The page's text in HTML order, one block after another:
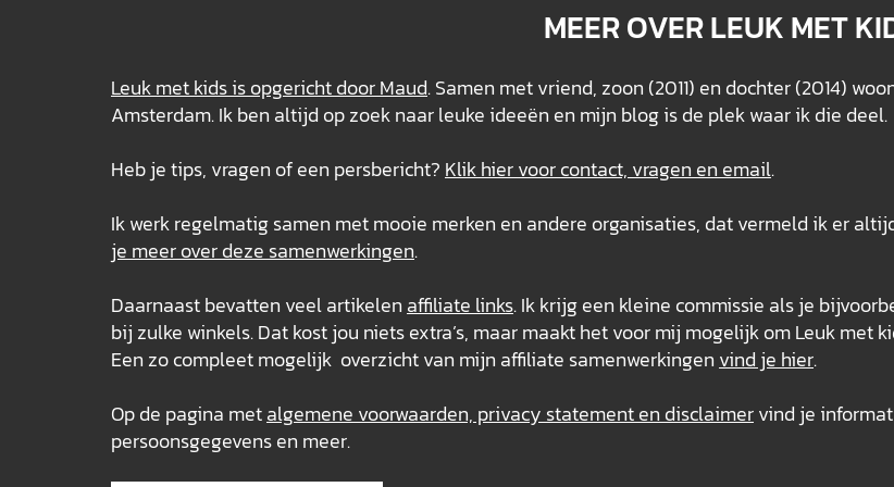
MEER OVER LEUK MET
Leuk met kids is opgericht door Maud. Samen met vriend, zoon (2011) en dochter (2014)
Amsterdam. Ik ben altijd op zoek naar leuke ideeën en mijn blog is de plek waar ik die deel.
Heb je tips, vragen of een persbericht? Klik hier voor contact, vragen en email.
Ik werk regelmatig samen met mooie merken en andere organisaties, dat vermeld ik er
je meer over deze samenwerkingen.
Daarnaast bevatten veel artikelen affiliate links. Ik krijg een kleine commissie als je
bij zulke winkels. Dat kost jou niets extra’s, maar maakt het voor mij mogelijk om Leuk met
Een zo compleet mogelijk overzicht van mijn affiliate samenwerkingen vind je hier.
Op de pagina metalgemene voorwaarden, privacy statement en disclaimervind je
persoonsgegevens en meer.